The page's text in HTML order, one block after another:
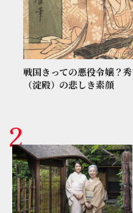
戦国きっての悪役令嬢？
（淀殿）の悲しき素顔